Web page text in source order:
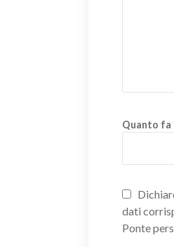
Quanto fa
dati
Ponte